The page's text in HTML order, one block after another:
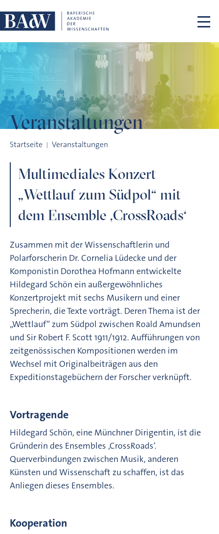
Veranstaltungen
Startseite Veranstaltungen
Multimediales Konzert
„Wettlauf zum Südpol“ mit
dem Ensemble ‚CrossRoads‘
Zusammen mit der Wissenschaftlerin und
Polarforscherin Dr. Cornelia Lüdecke und der
Komponistin Dorothea Hofmann entwickelte
Hildegard Schön ein außergewöhnliches
Konzertprojekt mit sechs Musikern und einer
Sprecherin, die Texte vorträgt. Deren Thema ist der
„Wettlauf“ zum Südpol zwischen Roald Amundsen
und Sir Robert F. Scott 1911/1912. Aufführungen von
zeitgenössischen Kompositionen werden im
Wechsel mit Originalbeiträgen aus den
Expeditionstagebüchern der Forscher verknüpft.
Vortragende
Hildegard Schön, eine Münchner Dirigentin, ist die
Gründerin des Ensembles ‚CrossRoads‘.
Querverbindungen zwischen Musik, anderen
Künsten und Wissenschaft zu schaffen, ist das
Anliegen dieses Ensembles.
Kooperation